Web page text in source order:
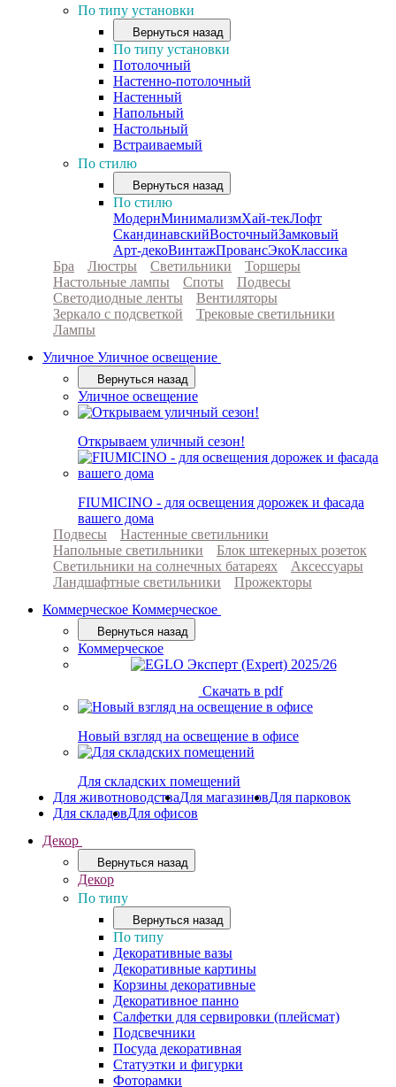
По типу установки
Вернуться назад
По типу установки
Потолочный
Настенно-потолочный
Настенный
Напольный
Настольный
Встраиваемый
По стилю
Вернуться назад
По стилю
МодернМинимализмХай-текЛофт
СкандинавскийВосточныйЗамковый
Арт-декоВинтажПровансЭкоКлассика
Бра
Люстры Светильники
Торшеры
Настольные лампы
Споты
Подвесы
Светодиодные ленты
Вентиляторы
Зеркало с подсветкой
Трековые светильники
Лампы
Уличное Уличное освещение
Вернуться назад
Уличное освещение
Открываем уличный сезон!
FIUMICINO - для освещения дорожек и фасада
вашего дома
Подвесы
Настенные светильники
Напольные светильники
Блок штекерных розеток
Светильники на солнечных батареях
Аксессуары
Ландшафтные светильники
Прожекторы
Коммерческое Коммерческое
Вернуться назад
Коммерческое
Скачать в pdf
Новый взгляд на освещение в офисе
Для складских помещений
Для животноводстваДля магазиновДля парковок
Для складовДля офисов
Декор
Вернуться назад
Декор
По типу
Вернуться назад
По типу
Декоративные вазы
Декоративные картины
Корзины декоративные
Декоративное панно
Салфетки для сервировки (плейсмат)
Подсвечники
Посуда декоративная
Статуэтки и фигурки
Фоторамки